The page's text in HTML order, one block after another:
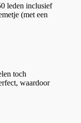
leden inclusief
(met een
toch
waardoor